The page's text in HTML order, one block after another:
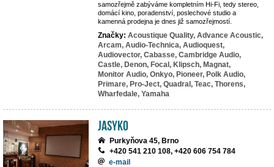
samozřejmě zabýváme kompletním Hi-Fi, tedy stereo,
domácí kino, poradenství, poslechové studio a
kamenná prodejna je dnes již samozřejmostí.
Značky: Acoustique Quality, Advance Acoustic,
Arcam, Audio-Technica, Audioquest,
Audiovector, Cabasse, Cambridge Audio,
Castle, Denon, Focal, Klipsch, Magnat,
Monitor Audio, Onkyo, Pioneer, Polk Audio,
Primare, Pro-Ject, Quadral, Teac, Thorens,
Wharfedale, Yamaha
JASYKO
Purkyňova 45, Brno
+420 541 210 108, +420 606 754 784
e-mail